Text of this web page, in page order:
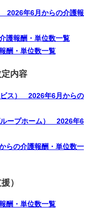
2026年6月からの介護報
護報酬・単位数一覧
酬・単位数一覧
内容
ビス） 2026年6月からの
ループホーム） 2026年6
らの介護報酬・単位数一
）
酬・単位数一覧